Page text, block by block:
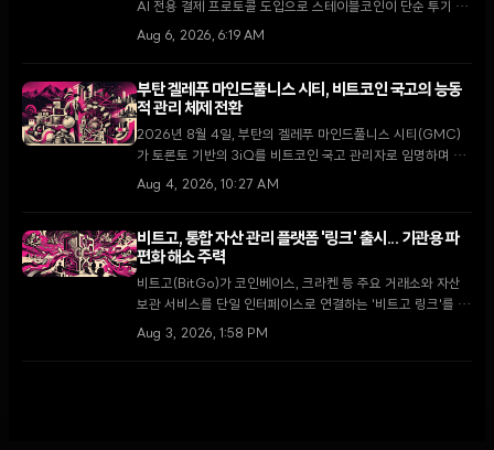
AI 전용 결제 프로토콜 도입으로 스테이블코인이 단순 투기 수
단을 넘어 글로벌 디지털 경제의 핵심 인프라로 자리 잡고 있
Aug 6, 2026, 6:19 AM
부탄 겔레푸 마인드풀니스 시티, 비트코인 국고의 능동
적 관리 체제 전환
2026년 8월 4일, 부탄의 겔레푸 마인드풀니스 시티(GMC)
가 토론토 기반의 3iQ를 비트코인 국고 관리자로 임명하며 단
순 보유에서 능동적 운용으로 전략을 전환했다. 이는 국왕의 1
Aug 4, 2026, 10:27 AM
비트고, 통합 자산 관리 플랫폼 '링크' 출시... 기관용 파
편화 해소 주력
비트고(BitGo)가 코인베이스, 크라켄 등 주요 거래소와 자산
보관 서비스를 단일 인터페이스로 연결하는 '비트고 링크'를 출
시했다. 2026년 기관 투자자의 73%가 가상자산 비중 확대를
Aug 3, 2026, 1:58 PM